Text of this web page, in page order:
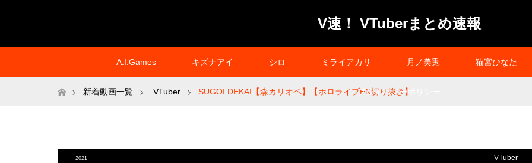
V速！ VTuberまとめ速報
A.I.Games キズナアイ シロ ミライアカリ 月ノ美兎 猫宮ひなた
プライバシーポリシー
ホーム新着動画一覧 VTuber SUGOI DEKAI【森カリオペ】【ホロライブEN切り抜き】
2021 VTuber